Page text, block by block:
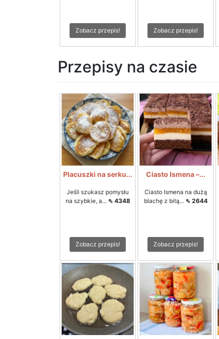
Zobacz przepis! Zobacz przepis!
Przepisy na czasie
Placuszki na serku...
Jeśli szukasz pomysłu
na szybkie, a... ⇖ 4348
Zobacz przepis!
Ciasto Ismena –...
Ciasto Ismena na dużą
blachę z bitą... ⇖ 2644
Zobacz przepis!